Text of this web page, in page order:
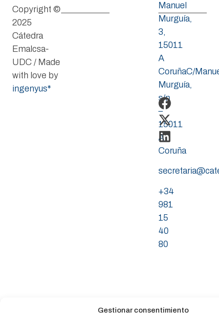
Gestionar consentimiento
Manuel
Murguía,
3,
15011
A
CoruñaC/
Murguía,
s/n
–
15011
A
Coruña
+34
981
15
40
80
Copyright ©
2025
Cátedra
Emalcsa-
UDC / Made
with love by
ingenyus*